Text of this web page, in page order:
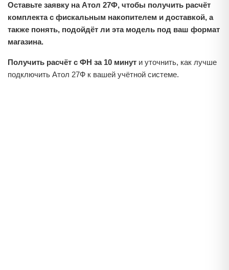
Оставьте заявку на Атол 27Ф, чтобы получить расчёт
комплекта с фискальным накопителем и доставкой, а
также понять, подойдёт ли эта модель под ваш формат
магазина.
Получить расчёт с ФН за 10 минут и уточнить, как лучше
подключить Атол 27Ф к вашей учётной системе.